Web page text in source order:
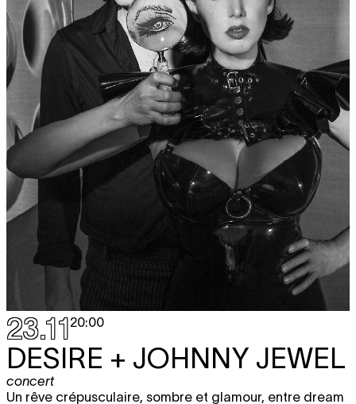
23.1120:00
DESIRE + JOHNNY JEWEL
concert
Un rêve crépusculaire, sombre et glamour, entre dream